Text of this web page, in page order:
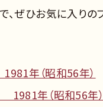
ぜひお気に入りの
年（昭和56年）
1981年（昭和56年）